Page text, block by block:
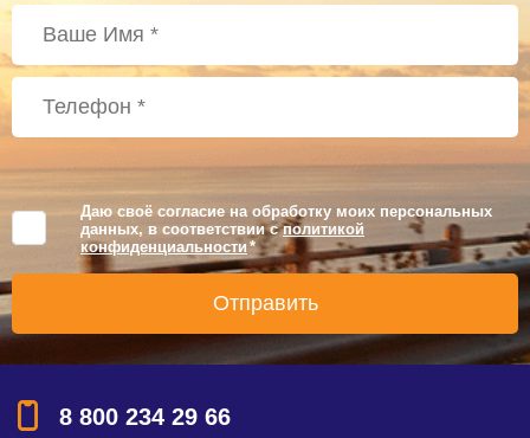
Даю своё согласие на обработку моих персональных
данных, в соответствии сполитикой
конфиденциальности *
8 800 234 29 66